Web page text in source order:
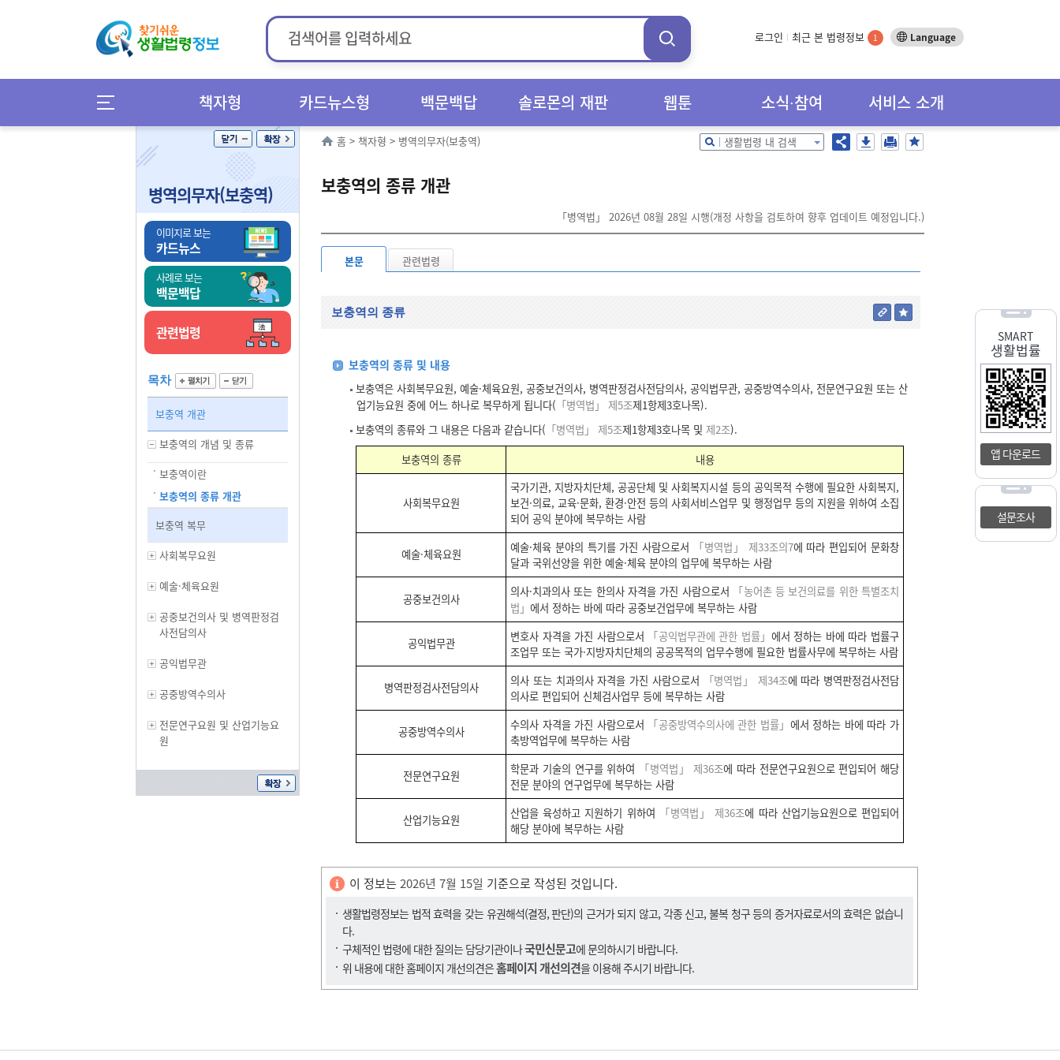
로그인 최근 본 법령정보 1 Language
책자형 카드뉴스형 백문백답 솔로몬의 재판 웹툰 소식∙참여 서비스 소개
SMART
생활법률
앱 다운로드
설문조사
병역의무자(보충역)
이미지로 보는
카드뉴스
사례로 보는
백문백답
관련법령
목차
보충역 개관
보충역의 개념 및 종류
보충역이란
보충역의 종류 개관
보충역 복무
사회복무요원
예술·체육요원
공중보건의사 및 병역판정검
사전담의사
공익법무관
공중방역수의사
전문연구요원 및 산업기능요
원
홈 > 책자형 > 병역의무자(보충역) 생활법령 내 검색
보충역의 종류 개관
「병역법」 2026년 08월 28일 시행(개정 사항을 검토하여 향후 업데이트 예정입니다.)
본문 관련법령
보충역의 종류
보충역의 종류 및 내용
보충역은 사회복무요원, 예술·체육요원, 공중보건의사, 병역판정검사전담의사, 공익법무관, 공중방역수의사, 전문연구요원 또는 산
업기능요원 중에 어느 하나로 복무하게 됩니다( 「병역법」 제5조제1항제3호나목).
보충역의 종류와 그 내용은 다음과 같습니다( 「병역법」 제5조제1항제3호나목 및 제2조).
보충역의 종류
내용
사회복무요원
국가기관, 지방자치단체, 공공단체 및 사회복지시설 등의 공익목적 수행에 필요한 사회복지,
보건·의료, 교육·문화, 환경·안전 등의 사회서비스업무 및 행정업무 등의 지원을 위하여 소집
되어 공익 분야에 복무하는 사람
예술·체육요원 예술·체육 분야의 특기를 가진 사람으로서 「병역법」 제33조의7에 따라 편입되어 문화창
달과 국위선양을 위한 예술·체육 분야의 업무에 복무하는 사람
공중보건의사
의사·치과의사 또는 한의사 자격을 가진 사람으로서
「농어촌 등 보건의료를 위한 특별조치
법」 에서 정하는 바에 따라 공중보건업무에 복무하는 사람
공익법무관 변호사 자격을 가진 사람으로서 「공익법무관에 관한 법률」 에서 정하는 바에 따라 법률구
조업무 또는 국가·지방자치단체의 공공목적의 업무수행에 필요한 법률사무에 복무하는 사람
병역판정검사전담의사 의사 또는 치과의사 자격을 가진 사람으로서 「병역법」 제34조에 따라 병역판정검사전담
의사로 편입되어 신체검사업무 등에 복무하는 사람
공중방역수의사 수의사 자격을 가진 사람으로서 「공중방역수의사에 관한 법률」 에서 정하는 바에 따라 가
축방역업무에 복무하는 사람
전문연구요원 학문과 기술의 연구를 위하여 「병역법」 제36조에 따라 전문연구요원으로 편입되어 해당
전문 분야의 연구업무에 복무하는 사람
산업기능요원 산업을 육성하고 지원하기 위하여 「병역법」 제36조에 따라 산업기능요원으로 편입되어
해당 분야에 복무하는 사람
이 정보는 2026년 7월 15일 기준으로 작성된 것입니다.
생활법령정보는 법적 효력을 갖는 유권해석(결정, 판단)의 근거가 되지 않고, 각종 신고, 불복 청구 등의 증거자료로서의 효력은 없습니
다.
구체적인 법령에 대한 질의는 담당기관이나국민신문고에 문의하시기 바랍니다.
위 내용에 대한 홈페이지 개선의견은홈페이지 개선의견을 이용해 주시기 바랍니다.